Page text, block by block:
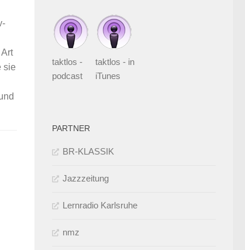
sie
taktlos -
podcast
taktlos - in
iTunes
PARTNER
BR-KLASSIK
Jazzzeitung
Lernradio Karlsruhe
nmz